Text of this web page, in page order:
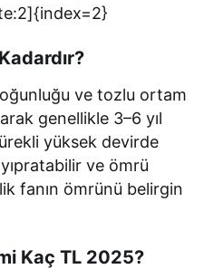
ve tozlu ortam
genellikle 3–6 yıl
yüksek devirde
yıpratabilir ve ömrü
fanın ömrünü belirgin
Kaç TL 2025?